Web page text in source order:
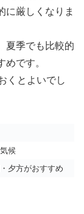
に厳しくなりま
夏季でも比較的
です。
くとよいでし
候
夕方がおすすめ